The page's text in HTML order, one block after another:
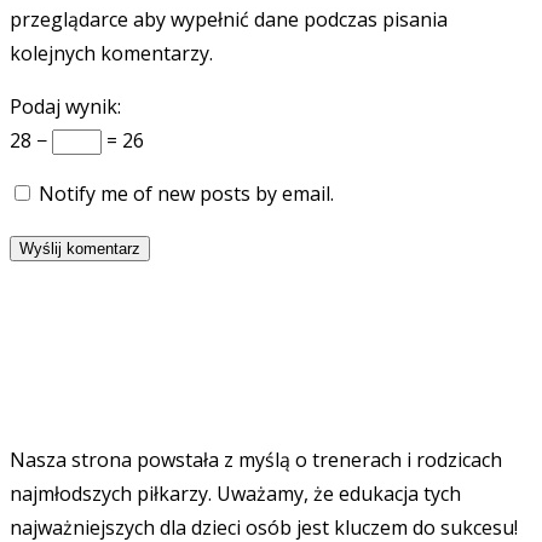
przeglądarce aby wypełnić dane podczas pisania
kolejnych komentarzy.
Podaj wynik:
28 −
= 26
Notify me of new posts by email.
Nasza strona powstała z myślą o trenerach i rodzicach
najmłodszych piłkarzy. Uważamy, że edukacja tych
najważniejszych dla dzieci osób jest kluczem do sukcesu!